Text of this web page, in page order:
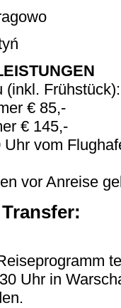
(inkl. Frühstück):
€ 85,-
€ 145,-
vom
vor Anreise
Uhr in